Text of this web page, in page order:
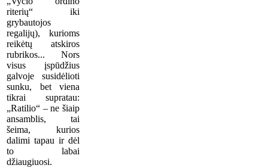
riterių“ iki
grybautojos
regalijų), kurioms
reikėtų atskiros
rubrikos... Nors
visus įspūdžius
galvoje susidėlioti
sunku, bet viena
tikrai supratau:
„Ratilio“ – ne šiaip
ansamblis, tai
šeima, kurios
dalimi tapau ir dėl
to labai
džiaugiuosi.